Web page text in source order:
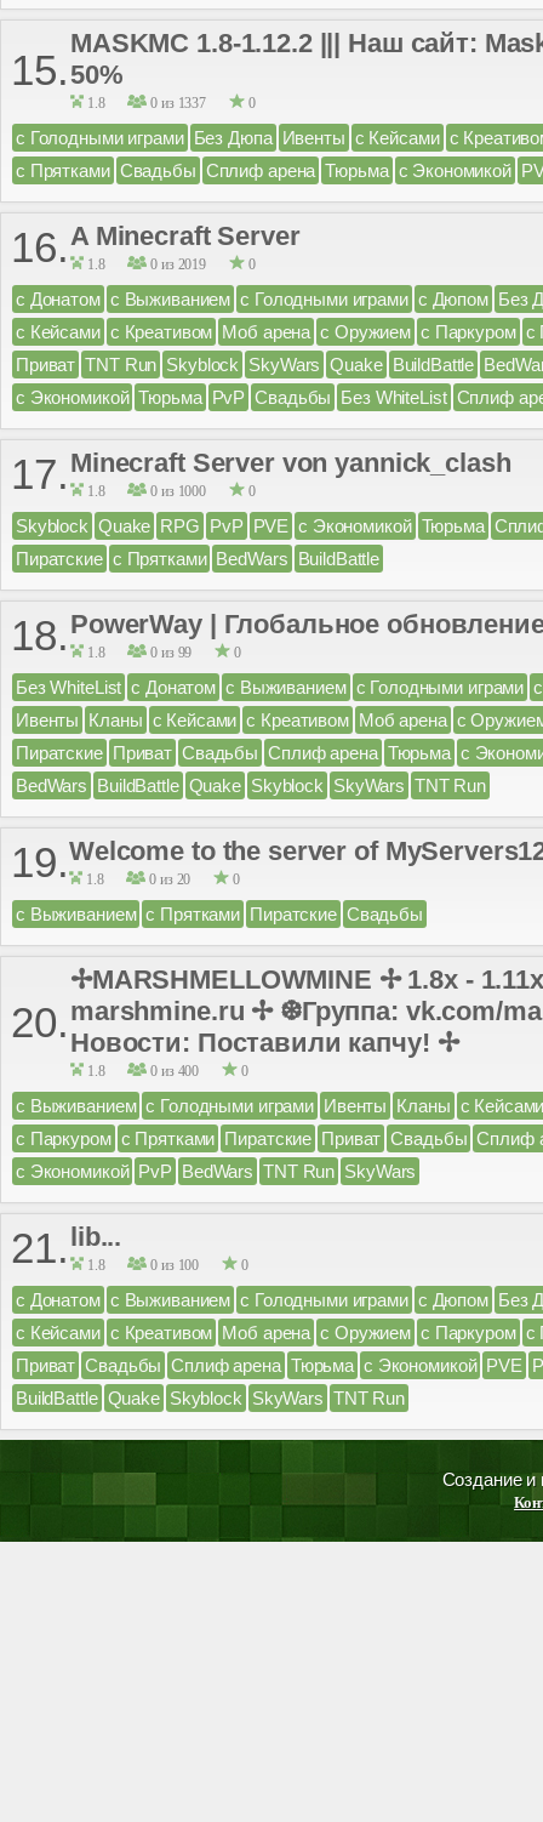
15.
MASKMC 1.8-1.12.2 ||| Наш сайт:
50%
1.8 0 из 1337 0
с Голодными играми Без Дюпа Ивенты с Кейсами с
с Прятками Свадьбы Сплиф арена Тюрьма с Экономикой
16.A Minecraft Server
1.8 0 из 2019 0
с Донатом с Выживанием с Голодными играми с Дюпом Без
с Кейсами с Креативом Моб арена с Оружием с Паркуром с
Приват TNT Run Skyblock SkyWars Quake BuildBattle
с Экономикой Тюрьма PvP Свадьбы Без WhiteList Сплиф
17. Minecraft Server von yannick_clash
1.8 0 из 1000 0
Skyblock Quake RPG PvP PVE с Экономикой Тюрьма
Пиратские с Прятками BedWars BuildBattle
18. PowerWay | Глобальное
1.8 0 из 99 0
Без WhiteList с Донатом с Выживанием с Голодными играми
Ивенты Кланы с Кейсами с Креативом Моб арена с
Пиратские Приват Свадьбы Сплиф арена Тюрьма с
BedWars BuildBattle Quake Skyblock SkyWars TNT Run
19.Welcome to the server of
1.8 0 из 20 0
с Выживанием с Прятками Пиратские Свадьбы
20.
✢MARSHMELLOWMINE ✢ 1.8x -
marshmine.ru ✢ ❆Группа: vk.com/
Новости: Поставили капчу! ✢
1.8 0 из 400 0
с Выживанием с Голодными играми Ивенты Кланы с
с Паркуром с Прятками Пиратские Приват Свадьбы Сплиф
с Экономикой PvP BedWars TNT Run SkyWars
21. lib...
1.8 0 из 100 0
с Донатом с Выживанием с Голодными играми с Дюпом Без
с Кейсами с Креативом Моб арена с Оружием с Паркуром с
Приват Свадьбы Сплиф арена Тюрьма с Экономикой PVE
BuildBattle Quake Skyblock SkyWars TNT Run
Создание и